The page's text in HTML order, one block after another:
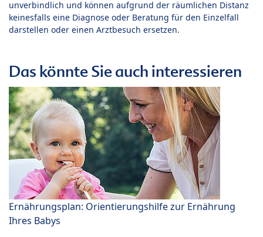
unverbindlich und können aufgrund der räumlichen Distanz
keinesfalls eine Diagnose oder Beratung für den Einzelfall
darstellen oder einen Arztbesuch ersetzen.
Das könnte Sie auch interessieren
Ernährungsplan: Orientierungshilfe zur Ernährung
Ihres Babys